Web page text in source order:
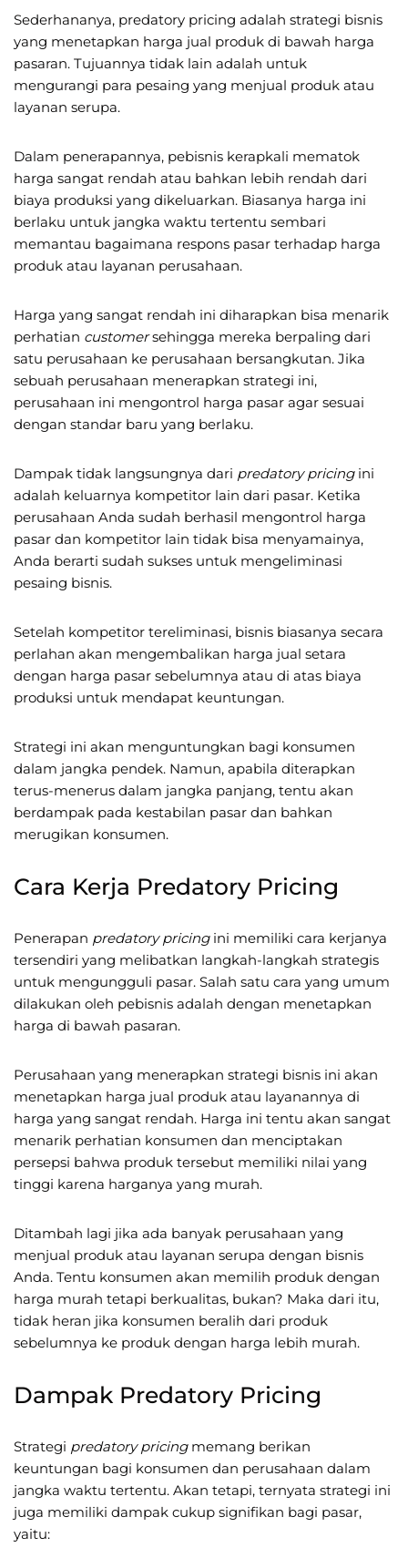
Sederhananya, predatory pricing adalah strategi bisnis
yang menetapkan harga jual produk di bawah harga
pasaran. Tujuannya tidak lain adalah untuk
mengurangi para pesaing yang menjual produk atau
layanan serupa.
Dalam penerapannya, pebisnis kerapkali mematok
harga sangat rendah atau bahkan lebih rendah dari
biaya produksi yang dikeluarkan. Biasanya harga ini
berlaku untuk jangka waktu tertentu sembari
memantau bagaimana respons pasar terhadap harga
produk atau layanan perusahaan.
Harga yang sangat rendah ini diharapkan bisa menarik
perhatian customersehingga mereka berpaling dari
satu perusahaan ke perusahaan bersangkutan. Jika
sebuah perusahaan menerapkan strategi ini,
perusahaan ini mengontrol harga pasar agar sesuai
dengan standar baru yang berlaku.
Dampak tidak langsungnya dari predatory pricingini
adalah keluarnya kompetitor lain dari pasar. Ketika
perusahaan Anda sudah berhasil mengontrol harga
pasar dan kompetitor lain tidak bisa menyamainya,
Anda berarti sudah sukses untuk mengeliminasi
pesaing bisnis.
Setelah kompetitor tereliminasi, bisnis biasanya secara
perlahan akan mengembalikan harga jual setara
dengan harga pasar sebelumnya atau di atas biaya
produksi untuk mendapat keuntungan.
Strategi ini akan menguntungkan bagi konsumen
dalam jangka pendek. Namun, apabila diterapkan
terus-menerus dalam jangka panjang, tentu akan
berdampak pada kestabilan pasar dan bahkan
merugikan konsumen.
Cara Kerja Predatory Pricing
Penerapan predatory pricingini memiliki cara kerjanya
tersendiri yang melibatkan langkah-langkah strategis
untuk mengungguli pasar. Salah satu cara yang umum
dilakukan oleh pebisnis adalah dengan menetapkan
harga di bawah pasaran.
Perusahaan yang menerapkan strategi bisnis ini akan
menetapkan harga jual produk atau layanannya di
harga yang sangat rendah. Harga ini tentu akan sangat
menarik perhatian konsumen dan menciptakan
persepsi bahwa produk tersebut memiliki nilai yang
tinggi karena harganya yang murah.
Ditambah lagi jika ada banyak perusahaan yang
menjual produk atau layanan serupa dengan bisnis
Anda. Tentu konsumen akan memilih produk dengan
harga murah tetapi berkualitas, bukan? Maka dari itu,
tidak heran jika konsumen beralih dari produk
sebelumnya ke produk dengan harga lebih murah.
Dampak Predatory Pricing
Strategi predatory pricingmemang berikan
keuntungan bagi konsumen dan perusahaan dalam
jangka waktu tertentu. Akan tetapi, ternyata strategi ini
juga memiliki dampak cukup signifikan bagi pasar,
yaitu: